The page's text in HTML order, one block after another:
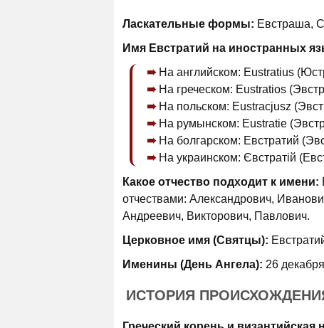
Ласкательные формы: Евстраша,
Имя Евстратий на иностранных
На английском: Eustratius
На греческом: Eustratios
На польском: Eustracjusz
На румынском: Eustratie
На болгарском: Евстратий
На украинском: Євстратій
Какое отчество подходит к имени:
отчествами: Александрович,
Андреевич, Викторович, Павлович.
Церковное имя (Святцы):
Именины (День Ангела): 26
ИСТОРИЯ